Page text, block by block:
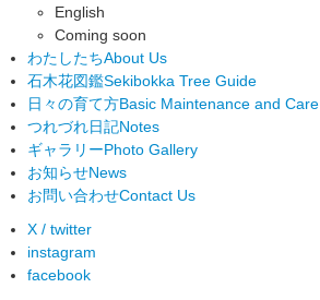
English
Coming soon
わたしたちAbout Us
石木花図鑑Sekibokka Tree Guide
日々の育て方Basic Maintenance and Care
つれづれ日記Notes
ギャラリーPhoto Gallery
お知らせNews
お問い合わせContact Us
X / twitter
instagram
facebook